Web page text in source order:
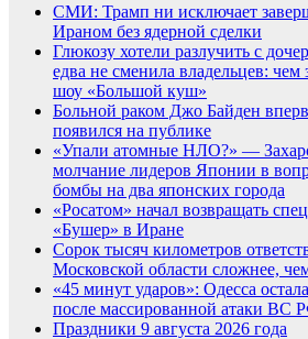
СМИ: Трамп ни исключает
Ираном без ядерной сделки
Глюкозу хотели разлучить с
едва не сменила владельцев:
шоу «Большой куш»
Больной раком Джо Байден
появился на публике
«Упали атомные НЛО?» —
молчание лидеров Японии в
бомбы на два японских города
«Росатом» начал возвращать
«Бушер» в Иране
Сорок тысяч километров
Московской области сложнее,
«45 минут ударов»: Одесса
после массированной атаки ВС
Праздники 9 августа 2026 года